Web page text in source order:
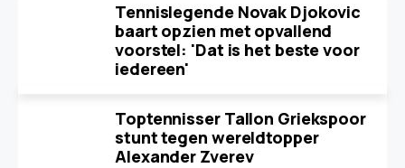
Tennislegende Novak Djokovic
baart opzien met opvallend
voorstel: 'Dat is het beste voor
iedereen'
Toptennisser Tallon Griekspoor
stunt tegen wereldtopper
Alexander Zverev